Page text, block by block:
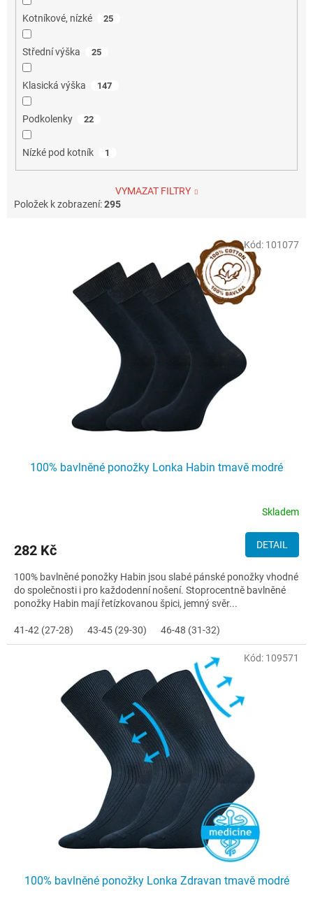
Kotníkové, nízké 25
Střední výška 25
Klasická výška 147
Podkolenky 22
Nízké pod kotník 1
VYMAZAT FILTRY
Položek k zobrazení:295
100% bavlněné ponožky Lonka Habin tmavě modré
Skladem
282 Kč DETAIL
100% bavlněné ponožky Habin jsou slabé pánské ponožky vhodné
do společnosti i pro každodenní nošení. Stoprocentně bavlněné
ponožky Habin mají řetízkovanou špici, jemný svěr...
41-42 (27-28) 43-45 (29-30) 46-48 (31-32)
Kód: 101077
100% bavlněné ponožky Lonka Zdravan tmavě modré
Kód: 109571